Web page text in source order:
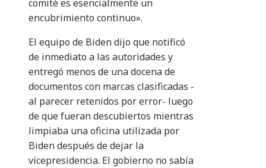
comité es esencialmente un
encubrimiento continuo».
El equipo de Biden dijo que notificó
de inmediato a las autoridades y
entregó menos de una docena de
documentos con marcas clasificadas -
al parecer retenidos por error- luego
de que fueran descubiertos mientras
limpiaba una oficina utilizada por
Biden después de dejar la
vicepresidencia. El gobierno no sabía